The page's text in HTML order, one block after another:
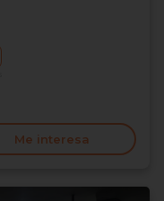
Me interesa